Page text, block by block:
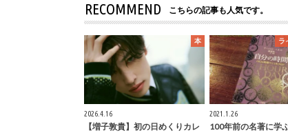
RECOMMEND こちらの記事も人気です。
本
2026.4.16
【増子敦貴】初の日めくりカレ
ラ
2021.1.26
100年前の名著に学